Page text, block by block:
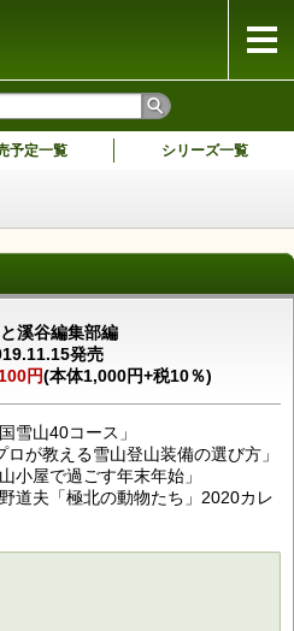
予定一覧 シリーズ一覧
溪谷編集部編
発売
円(本体1,000円+税10％)
雪山40コース」
が教える雪山登山装備の選び方」
屋で過ごす年末年始」
道夫「極北の動物たち」2020カレ